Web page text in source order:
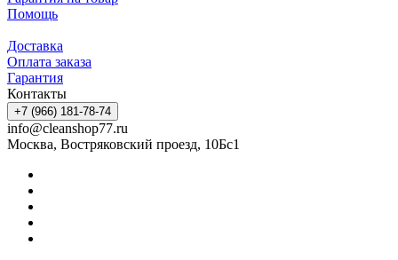
Помощь
Доставка
Оплата заказа
Гарантия
Контакты
+7 (966) 181-78-74
info@cleanshop77.ru
Москва, Востряковский проезд, 10Бс1